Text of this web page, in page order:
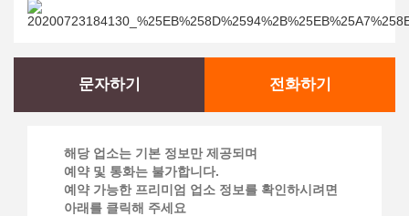
문자하기 전화하기
해당 업소는 기본 정보만 제공되며
예약 및 통화는 불가합니다.
예약 가능한 프리미엄 업소 정보를 확인하시려면
아래를 클릭해 주세요